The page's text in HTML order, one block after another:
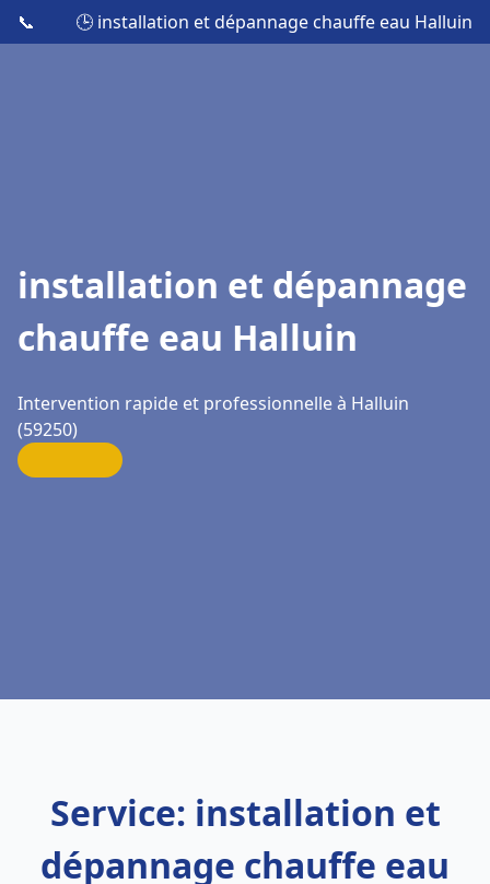
📞 🕒 installation et dépannage chauffe eau Halluin
installation et dépannage
chauffe eau Halluin
Intervention rapide et professionnelle à Halluin
(59250)
Service: installation et
dépannage chauffe eau